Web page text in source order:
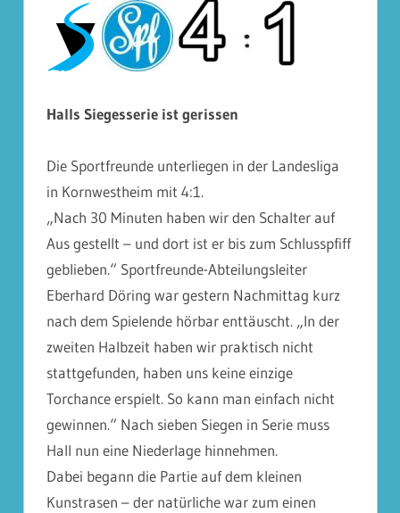
Halls Siegesserie ist gerissen
Die Sportfreunde unterliegen in der Landesliga
in Kornwestheim mit 4:1.
„Nach 30 Minuten haben wir den Schalter auf
Aus gestellt – und dort ist er bis zum Schlusspfiff
geblieben.“ Sportfreunde-Abteilungsleiter
Eberhard Döring war gestern Nachmittag kurz
nach dem Spielende hörbar enttäuscht. „In der
zweiten Halbzeit haben wir praktisch nicht
stattgefunden, haben uns keine einzige
Torchance erspielt. So kann man einfach nicht
gewinnen.“ Nach sieben Siegen in Serie muss
Hall nun eine Niederlage hinnehmen.
Dabei begann die Partie auf dem kleinen
Kunstrasen – der natürliche war zum einen